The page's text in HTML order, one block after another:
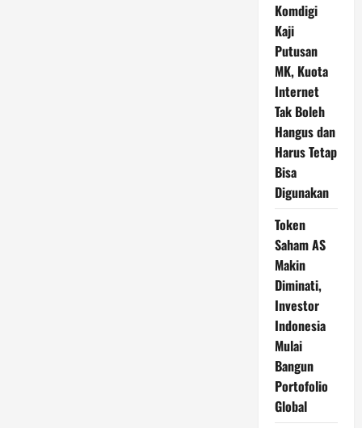
Komdigi
Kaji
Putusan
MK, Kuota
Internet
Tak Boleh
Hangus dan
Harus Tetap
Bisa
Digunakan
Token
Saham AS
Makin
Diminati,
Investor
Indonesia
Mulai
Bangun
Portofolio
Global